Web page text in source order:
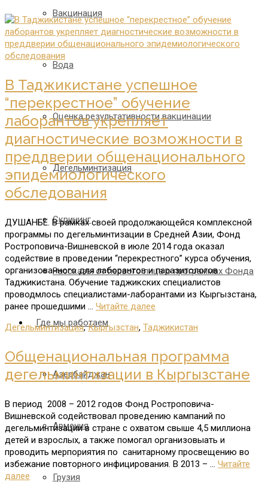
Вакцинация
Вода
Оценка результативности вакцинации
Дегельминтизация
Скрининг
Рассказы от первого лица о программах Фонда
Где мы работаем
Азербайджан
Армения
Грузия
В Таджикистане успешное
“перекрестное” обучение
лаборантов укрепляет
диагностические возможности в
преддверии общенационального
эпидемиологического
обследования
ДУШАНБЕ. В рамках своей продолжающейся комплексной
программы по дегельминтизации в Средней Азии, Фонд
Ростроповича-Вишневской в июле 2014 года оказал
содействие в проведении “перекрестного” курса обучения,
организованного для лаборантов и паразитологов
Таджикистана. Обучение таджикских специалистов
проводмлось специалистами-лаборантами из Кыргызстана,
ранее прошедшими … Читайте далее
Дегельминтизация,Кыргызстан, Таджикистан
Общенациональная программа
дегельминтизации в Кыргызстане
В период 2008 – 2012 годов Фонд Ростроповича-
Вишневской содействовал проведению кампаний по
дегельминтизации в стране с охватом свыше 4,5 миллиона
детей и взрослых, а также помогал организовыать и
проводить мерпориятия по санитарному просвещению во
избежание повторного инфицирования. В 2013 – … Читайте
далее